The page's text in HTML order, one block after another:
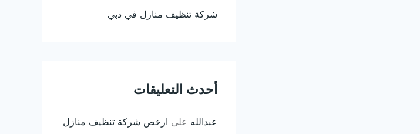
شركة تنظيف منازل في دبي
أحدث التعليقات
عبدالله على ارخص شركة تنظيف منازل